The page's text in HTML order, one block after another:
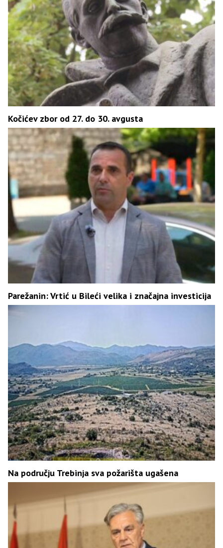
Kočićev zbor od 27. do 30. avgusta
Parežanin: Vrtić u Bileći velika i značajna investicija
Na području Trebinja sva požarišta ugašena